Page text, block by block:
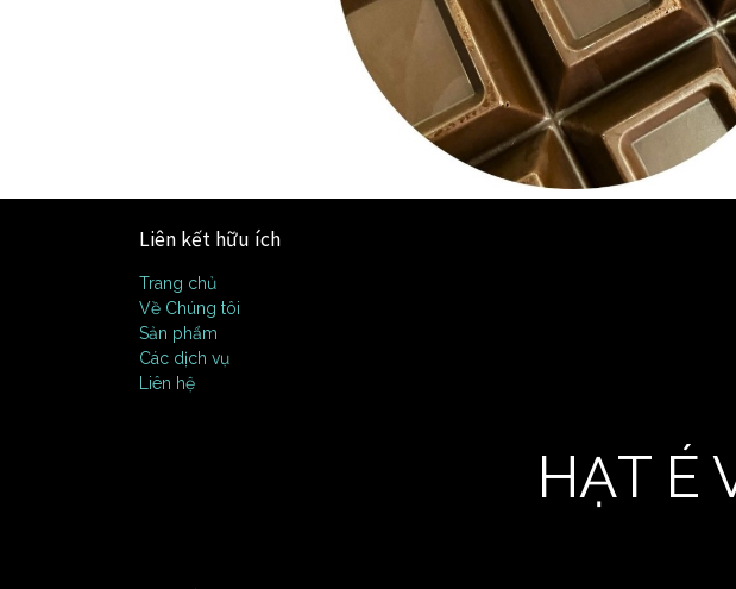
Liên kết hữu ích
Trang chủ
Về Chúng tôi
Sản phẩm
Các dịch vụ
Liên hệ
HẠT É